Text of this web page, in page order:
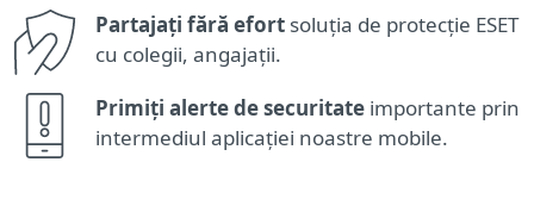
Partajați fără efort soluția de protecție ESET
cu colegii, angajații.
Primiți alerte de securitate importante prin
intermediul aplicației noastre mobile.